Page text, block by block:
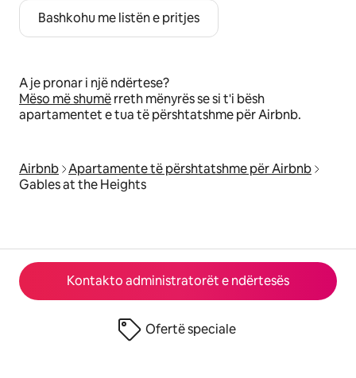
Kontakto administratorët e ndërtesës
Ofertë speciale
Bashkohu me listën e pritjes
A je pronar i një ndërtese?
Mëso më shumërreth mënyrës se si t'i bësh
apartamentet e tua të përshtatshme për Airbnb.
Airbnb Apartamente të përshtatshme për Airbnb
Gables at the Heights